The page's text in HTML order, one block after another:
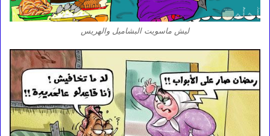
ليش ماسويت البشاميل والهريس